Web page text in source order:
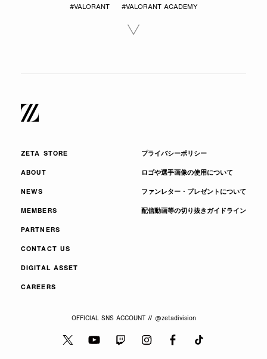
#VALORANT #VALORANT ACADEMY
ZETA STORE
ABOUT
NEWS
MEMBERS
PARTNERS
CONTACT US
DIGITAL ASSET
CAREERS
プライバシーポリシー
ロゴや選手画像の使用について
ファンレター・プレゼントについて
配信動画等の切り抜きガイドライン
OFFICIAL SNS ACCOUNT // @zetadivision